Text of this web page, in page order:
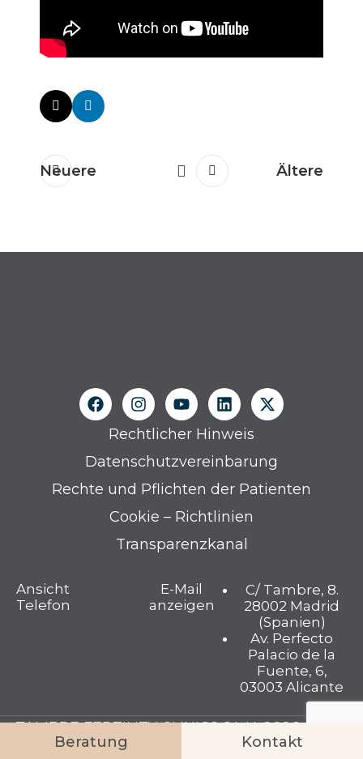
Neuere Ältere
Rechtlicher Hinweis
Datenschutzvereinbarung
Rechte und Pflichten der Patienten
Cookie – Richtlinien
Transparenzkanal
Ansicht
Telefon
E-Mail
anzeigen
C/ Tambre, 8.
28002 Madrid
(Spanien)
Av. Perfecto
Palacio de la
Fuente, 6,
03003 Alicante
TAMBRE FERTILITY CLINICS S.L.U. 2026 © Alle
Rechte vorbehalten.
Beratung Kontakt